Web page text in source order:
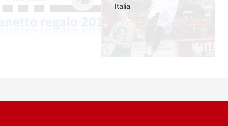
Italia